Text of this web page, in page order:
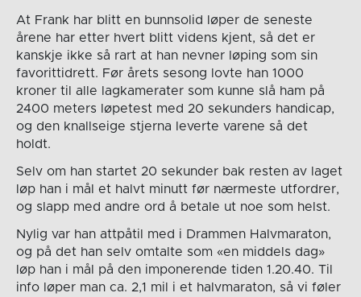
At Frank har blitt en bunnsolid løper de seneste
årene har etter hvert blitt videns kjent, så det er
kanskje ikke så rart at han nevner løping som sin
favorittidrett. Før årets sesong lovte han 1000
kroner til alle lagkamerater som kunne slå ham på
2400 meters løpetest med 20 sekunders handicap,
og den knallseige stjerna leverte varene så det
holdt.
Selv om han startet 20 sekunder bak resten av laget
løp han i mål et halvt minutt før nærmeste utfordrer,
og slapp med andre ord å betale ut noe som helst.
Nylig var han attpåtil med i Drammen Halvmaraton,
og på det han selv omtalte som «en middels dag»
løp han i mål på den imponerende tiden 1.20.40. Til
info løper man ca. 2,1 mil i et halvmaraton, så vi føler